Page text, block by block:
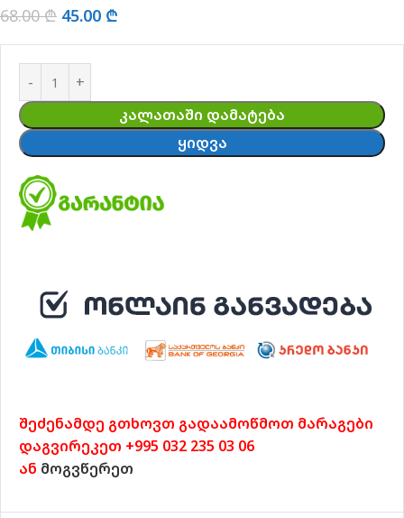
68.00₾ 45.00 ₾
ᲙᲐᲚᲐᲗᲐᲨᲘ ᲓᲐᲛᲐᲢᲔᲑᲐ
ᲧᲘᲓᲕᲐ
შეძენამდე გთხოვთ გადაამოწმოთ მარაგები
დაგვირეკეთ +995 032 235 03 06
ან მოგვწერეთ